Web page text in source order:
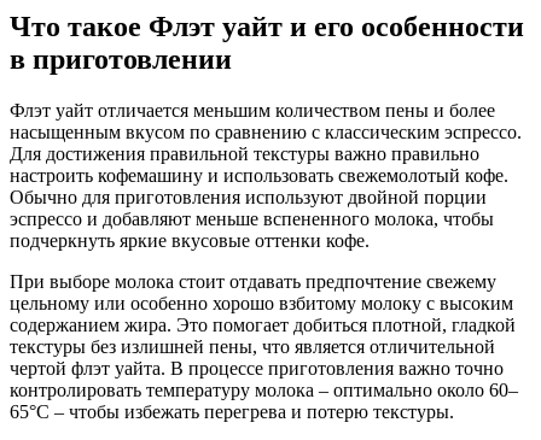
Что такое Флэт уайт и его особенности
в приготовлении
Флэт уайт отличается меньшим количеством пены и более
насыщенным вкусом по сравнению с классическим эспрессо.
Для достижения правильной текстуры важно правильно
настроить кофемашину и использовать свежемолотый кофе.
Обычно для приготовления используют двойной порции
эспрессо и добавляют меньше вспененного молока, чтобы
подчеркнуть яркие вкусовые оттенки кофе.
При выборе молока стоит отдавать предпочтение свежему
цельному или особенно хорошо взбитому молоку с высоким
содержанием жира. Это помогает добиться плотной, гладкой
текстуры без излишней пены, что является отличительной
чертой флэт уайта. В процессе приготовления важно точно
контролировать температуру молока – оптимально около 60–
65°C – чтобы избежать перегрева и потерю текстуры.